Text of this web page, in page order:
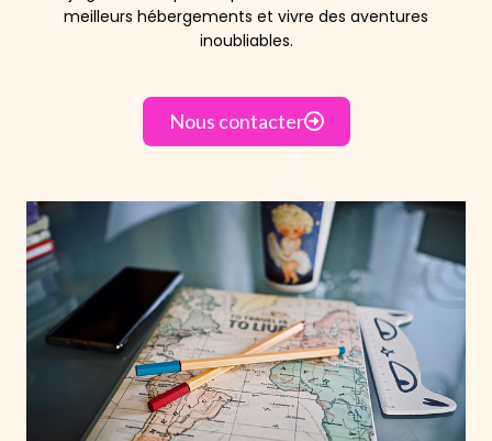
meilleurs hébergements et vivre des aventures
inoubliables.
Nous contacter